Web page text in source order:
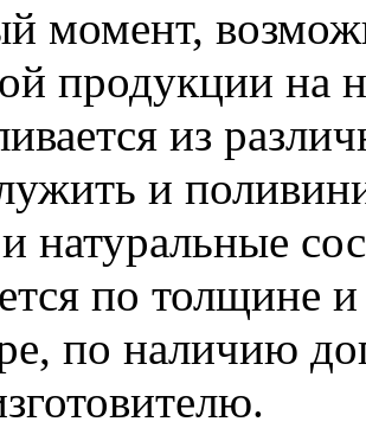
момент,
продукции
из
и
натуральные
по толщине
по наличию